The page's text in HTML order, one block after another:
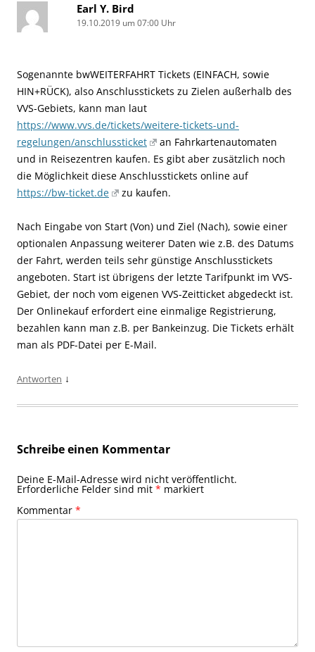
Earl Y. Bird
19.10.2019 um 07:00 Uhr
Sogenannte bwWEITERFAHRT Tickets (EINFACH, sowie
HIN+RÜCK), also Anschlusstickets zu Zielen außerhalb des
VVS-Gebiets, kann man laut
https://www.vvs.de/tickets/weitere-tickets-und-
regelungen/anschlussticket
an Fahrkartenautomaten
und in Reisezentren kaufen. Es gibt aber zusätzlich noch
die Möglichkeit diese Anschlusstickets online auf
https://bw-ticket.de
zu kaufen.
Nach Eingabe von Start (Von) und Ziel (Nach), sowie einer
optionalen Anpassung weiterer Daten wie z.B. des Datums
der Fahrt, werden teils sehr günstige Anschlusstickets
angeboten. Start ist übrigens der letzte Tarifpunkt im VVS-
Gebiet, der noch vom eigenen VVS-Zeitticket abgedeckt ist.
Der Onlinekauf erfordert eine einmalige Registrierung,
bezahlen kann man z.B. per Bankeinzug. Die Tickets erhält
man als PDF-Datei per E-Mail.
Antworten ↓
Schreibe einen Kommentar
Deine E-Mail-Adresse wird nicht veröffentlicht.
Erforderliche Felder sind mit * markiert
Kommentar *